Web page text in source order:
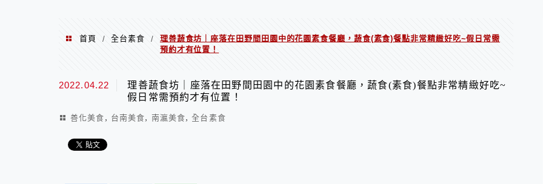
首頁 / 全台素食 /
理善蔬食坊｜座落在田野間田園中的花園素食餐廳，蔬食(素食)餐點非常精緻好吃~假日常需
預約才有位置！
2022.04.22
理善蔬食坊｜座落在田野間田園中的花園素食餐廳，蔬食(素食)餐點非常精緻好吃~
假日常需預約才有位置！
善化美食 , 台南美食, 南瀛美食,全台素食